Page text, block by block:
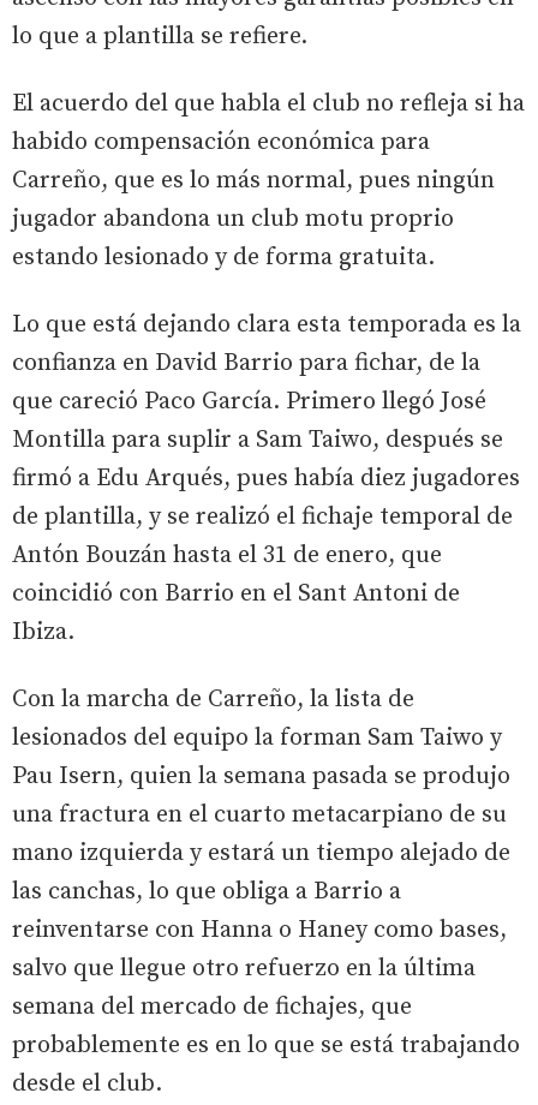
lo que a plantilla se refiere.
El acuerdo del que habla el club no refleja si ha
habido compensación económica para
Carreño, que es lo más normal, pues ningún
jugador abandona un club motu proprio
estando lesionado y de forma gratuita.
Lo que está dejando clara esta temporada es la
confianza en David Barrio para fichar, de la
que careció Paco García. Primero llegó José
Montilla para suplir a Sam Taiwo, después se
firmó a Edu Arqués, pues había diez jugadores
de plantilla, y se realizó el fichaje temporal de
Antón Bouzán hasta el 31 de enero, que
coincidió con Barrio en el Sant Antoni de
Ibiza.
Con la marcha de Carreño, la lista de
lesionados del equipo la forman Sam Taiwo y
Pau Isern, quien la semana pasada se produjo
una fractura en el cuarto metacarpiano de su
mano izquierda y estará un tiempo alejado de
las canchas, lo que obliga a Barrio a
reinventarse con Hanna o Haney como bases,
salvo que llegue otro refuerzo en la última
semana del mercado de fichajes, que
probablemente es en lo que se está trabajando
desde el club.